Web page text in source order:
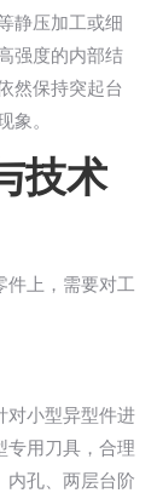
静压加工或细
强度的内部结
然保持突起台
象。
技术
件上，需要对工
对小型异型件进
专用刀具，合理
内孔、两层台阶